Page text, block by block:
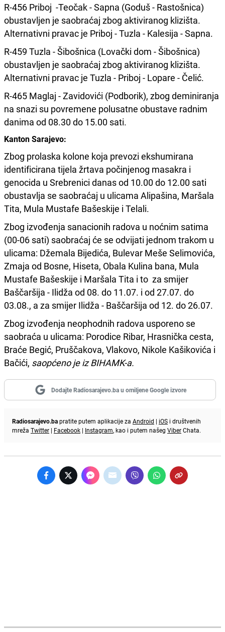
R-456 Priboj -Teočak - Sapna (Goduš - Rastošnica)
obustavljen je saobraćaj zbog aktiviranog klizišta.
Alternativni pravac je Priboj - Tuzla - Kalesija - Sapna.
R-459 Tuzla - Šibošnica (Lovački dom - Šibošnica)
obustavljen je saobraćaj zbog aktiviranog klizišta.
Alternativni pravac je Tuzla - Priboj - Lopare - Čelić.
R-465 Maglaj - Zavidovići (Podborik), zbog deminiranja
na snazi su povremene polusatne obustave radnim
danima od 08.30 do 15.00 sati.
Kanton Sarajevo:
Zbog prolaska kolone koja prevozi ekshumirana
identificirana tijela žrtava počinjenog masakra i
genocida u Srebrenici danas od 10.00 do 12.00 sati
obustavlja se saobraćaj u ulicama Alipašina, Maršala
Tita, Mula Mustafe Bašeskije i Telali.
Zbog izvođenja sanacionih radova u noćnim satima
(00-06 sati) saobraćaj će se odvijati jednom trakom u
ulicama: Džemala Bijedića, Bulevar Meše Selimovića,
Zmaja od Bosne, Hiseta, Obala Kulina bana, Mula
Mustafe Bašeskije i Maršala Tita i to za smijer
Baščaršija - Ilidža od 08. do 11.07. i od 27.07. do
03.08., a za smijer Ilidža - Baščaršija od 12. do 26.07.
Zbog izvođenja neophodnih radova usporeno se
saobraća u ulicama: Porodice Ribar, Hrasnička cesta,
Braće Begić, Pruščakova, Vlakovo, Nikole Kašikovića i
Bačići, saopćeno je iz BIHAMK-a.
Dodajte Radiosarajevo.ba u omiljene Google izvore
Radiosarajevo.bapratite putem aplikacije za Android | iOS i društvenih
mreža Twitter | Facebook | Instagram, kao i putem našeg ViberChata.